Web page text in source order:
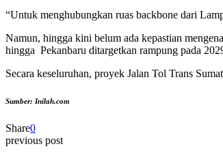
“Untuk menghubungkan ruas backbone dari
Namun, hingga kini belum ada kepastian
hingga Pekanbaru ditargetkan rampung pada
Secara keseluruhan, proyek Jalan Tol Trans
Sumber: Inilah.com
Share0
previous post